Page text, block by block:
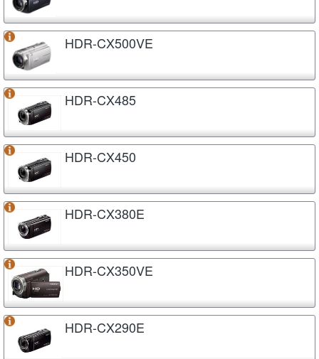
HDR-CX500VE
HDR-CX485
HDR-CX450
HDR-CX380E
HDR-CX350VE
HDR-CX290E